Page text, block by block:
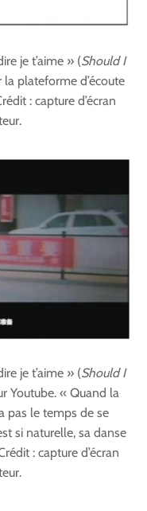
je t’aime » (Should I
la plateforme d’écoute
: capture d’écran
je t’aime » (Should I
Youtube. « Quand la
pas le temps de se
si naturelle, sa danse
: capture d’écran